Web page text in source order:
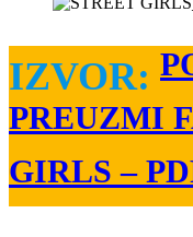
IZVOR:
PREUZMI
GIRLS –